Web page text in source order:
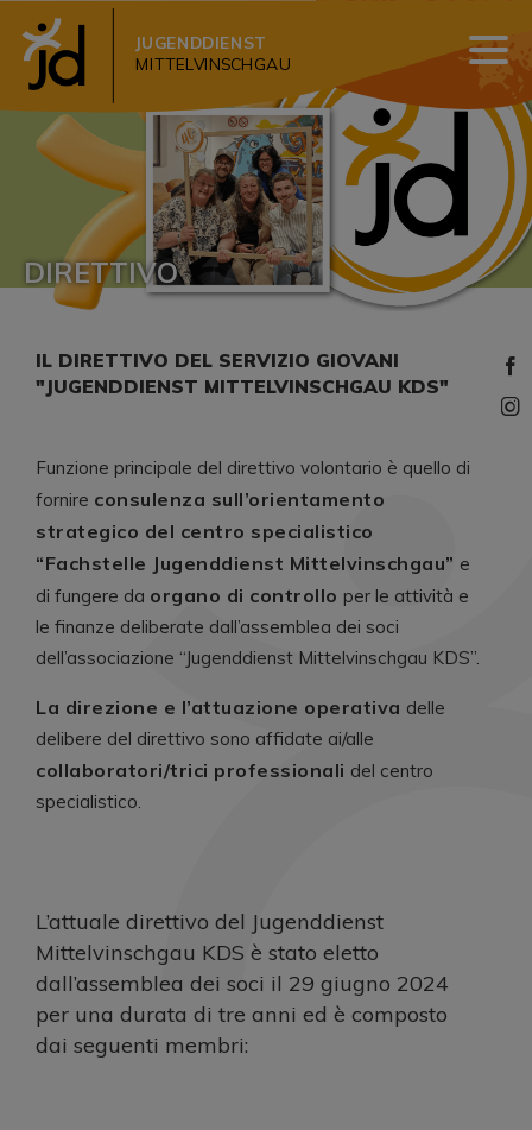
JUGENDDIENST
MITTELVINSCHGAU
DIRETTIVO
IL DIRETTIVO DEL SERVIZIO GIOVANI
"JUGENDDIENST MITTELVINSCHGAU KDS"
Funzione principale del direttivo volontario è quello di
fornire consulenza sull’orientamento
strategico del centro specialistico
“Fachstelle Jugenddienst Mittelvinschgau” e
di fungere da organo di controllo per le attività e
le finanze deliberate dall’assemblea dei soci
dell’associazione “Jugenddienst Mittelvinschgau KDS”.
La direzione e l’attuazione operativa delle
delibere del direttivo sono affidate ai/alle
collaboratori/trici professionali del centro
specialistico.
L’attuale direttivo del Jugenddienst
Mittelvinschgau KDS è stato eletto
dall’assemblea dei soci il 29 giugno 2024
per una durata di tre anni ed è composto
dai seguenti membri: